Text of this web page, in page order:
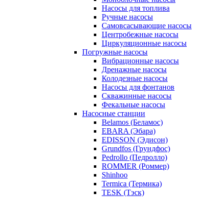
Насосы для топлива
Ручные насосы
Самовсасывающие насосы
Центробежные насосы
Циркуляционные насосы
Погружные насосы
Вибрационные насосы
Дренажные насосы
Колодезные насосы
Насосы для фонтанов
Скважинные насосы
Фекальные насосы
Насосные станции
Belamos (Беламос)
EBARA (Эбара)
EDISSON (Эдисон)
Grundfos (Грундфос)
Pedrollo (Педролло)
ROMMER (Роммер)
Shinhoo
Termica (Термика)
TESK (Тэск)